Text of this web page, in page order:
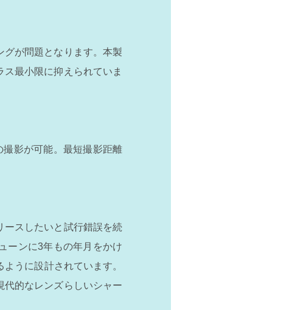
グが問題となります。本製
最小限に抑えられていま
影が可能。最短撮影距離
ースしたいと試行錯誤を続
ーンに3年もの年月をかけ
うに設計されています。
代的なレンズらしいシャー